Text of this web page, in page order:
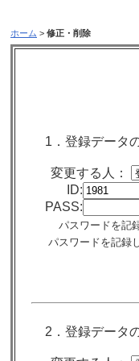
ホーム > 修正・削除
1．登録データ
変更する人：
ID:
PASS:
パスワードを記
パスワードを記録
2．登録データ